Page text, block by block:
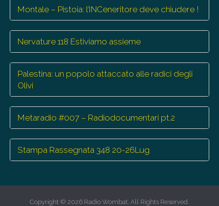
Montale – Pistoia: l’INCeneritore deve chiudere !
Nervature 118 Estiviamo assieme
Palestina: un popolo attaccato alle radici degli
Olivi
Metaradio #007 – Radiodocumentari pt.2
Stampa Rassegnata 348 20-26Lug
Copyright © 2026 Radio Wombat. All Rights Reserved.